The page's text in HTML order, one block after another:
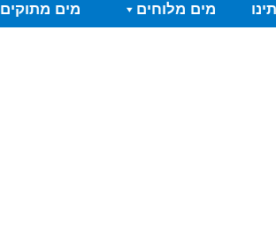
מים מלוחים מים מתוקים